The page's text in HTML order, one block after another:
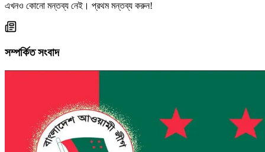
এখনও কোনো মন্তব্য নেই। প্রথম মন্তব্য করুন!
সম্পর্কিত সংবাদ